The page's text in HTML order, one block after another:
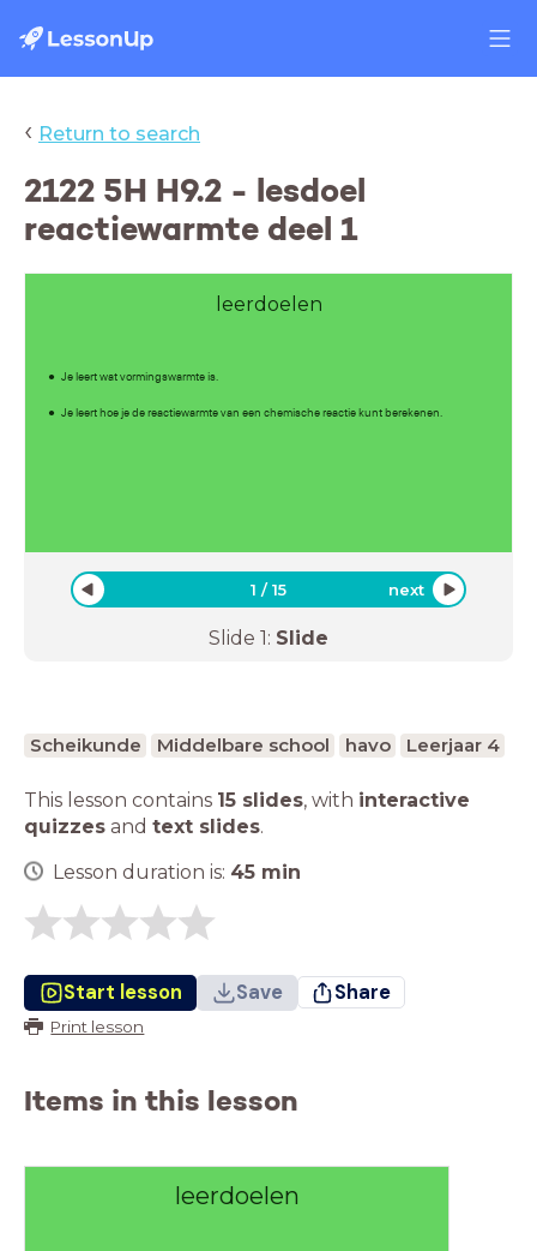
‹ Return to search
2122 5H H9.2 - lesdoel
reactiewarmte deel 1
leerdoelen
Je leert wat vormingswarmte is.
Je leert hoe je de reactiewarmte van een chemische reactie kunt berekenen.
1 /15 next
Slide 1: Slide
Scheikunde Middelbare school havo Leerjaar 4
This lesson contains 15 slides, with interactive
quizzes and text slides.
Lesson duration is: 45 min
Start lesson Save Share
Print lesson
Items in this lesson
leerdoelen